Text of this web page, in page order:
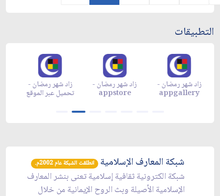
التطبيقات
زاد شهر رمضان -
تحميل عبر الموقع
زاد شهر رمضان -
appstore
زاد شهر رمضان -
appgallery
شبكة المعارف الإسلامية انطلقت الشبكة عام 2002م.
شبكة الكترونية ثقافية إسلامية تعنى بنشر المعارف
الإسلامية الأصيلة وبث الروح الإيمانية من خلال